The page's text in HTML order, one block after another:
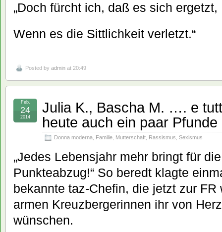
„Doch fürcht ich, daß es sich ergetzt,
Wenn es die Sittlichkeit verletzt.“
Posted by admin at 20:49
Julia K., Bascha M. …. e
heute auch ein paar
Donna moderna Familie Mutterschaft Rassismus Sexismus
Feb.
24
2014
„Jedes Lebensjahr mehr bringt für
Punkteabzug!“ So beredt klagte
bekannte taz-Chefin, die jetzt zur FR
armen Kreuzbergerinnen ihr von
wünschen.